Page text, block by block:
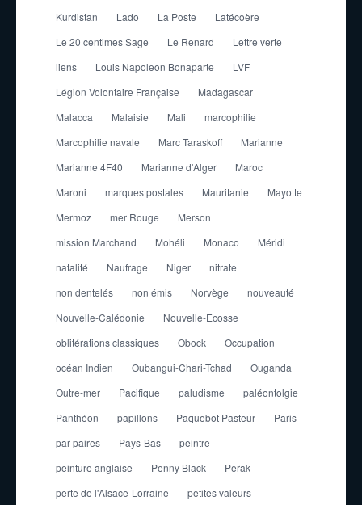
Kurdistan
Lado La Poste
Latécoère
Le 20 centimes Sage
Le Renard
Lettre verte
liens
Louis Napoleon Bonaparte
LVF
Légion Volontaire Française
Madagascar
Malacca
Malaisie Mali
marcophilie
Marcophilie navale
Marc Taraskoff
Marianne
Marianne 4F40
Marianne d'Alger
Maroc
Maroni
marques postales Mauritanie
Mayotte
Mermoz
mer Rouge
Merson
mission Marchand
Mohéli Monaco
Méridi
natalité
Naufrage Niger
nitrate
non dentelés
non émis Norvège
nouveauté
Nouvelle-Calédonie
Nouvelle-Ecosse
oblitérations classiques
Obock
Occupation
océan Indien
Oubangui-Chari-Tchad
Ouganda
Outre-mer
Pacifique paludisme
paléontolgie
Panthéon
papillons Paquebot Pasteur
Paris
par paires
Pays-Bas
peintre
peinture anglaise
Penny Black
Perak
perte de l'Alsace-Lorraine
petites valeurs